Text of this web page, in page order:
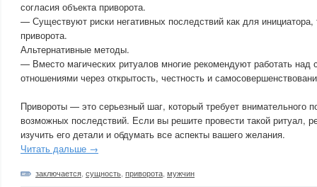
согласия объекта приворота.
— Существуют риски негативных последствий как для инициатора,
приворота.
Альтернативные методы.
— Вместо магических ритуалов многие рекомендуют работать над
отношениями через открытость, честность и
Привороты — это серьезный шаг, который требует внимательного
возможных последствий. Если вы решите провести такой ритуал,
изучить его детали и обдумать все аспекты вашего желания.
Читать дальше →
заключается сущность приворота мужчин